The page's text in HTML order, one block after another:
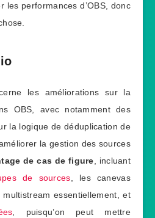
les performances d’OBS, donc
les améliorations sur la
OBS, avec notamment des
la logique de déduplication de
la gestion des sources
de cas de figure , incluant
de sources , les canevas
essentiellement, et
, puisqu’on peut mettre